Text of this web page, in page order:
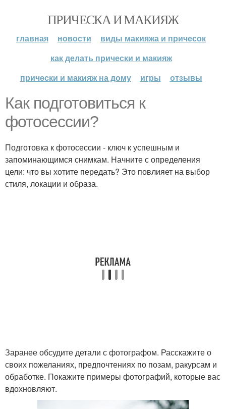
ПРИЧЕСКА И МАКИЯЖ
главная новости
виды макияжа и причесок
как делать прически и макияж
прически и макияж на дому
игры отзывы
Как подготовиться к
фотосессии?
Подготовка к фотосессии - ключ к успешным и
запоминающимся снимкам. Начните с определения
цели: что вы хотите передать? Это повлияет на выбор
стиля, локации и образа.
Заранее обсудите детали с фотографом. Расскажите о
своих пожеланиях, предпочтениях по позам, ракурсам и
обработке. Покажите примеры фотографий, которые вас
вдохновляют.